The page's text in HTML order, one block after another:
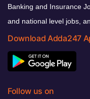
Banking and Insurance
and national level jobs,
Download Adda247
Follow us on